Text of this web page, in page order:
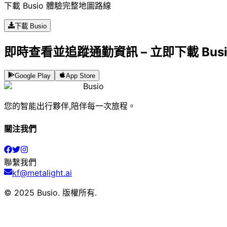
下載 Busio 體驗完整地圖路線
下載 Busio
即時查看並追蹤通勤資訊 – 立即下載
Google Play App Store
Busio
您的智能出行夥伴,陪伴每一次旅程。
關注我們
聯繫我們
kf@metalight.ai
© 2025 Busio. 版權所有.